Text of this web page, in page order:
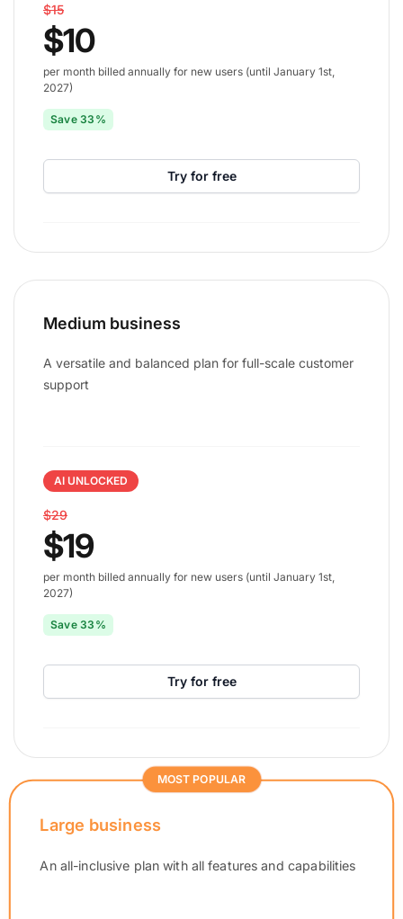
$15
$10
per month billed annually for new users (until January 1st,
2027)
Save 33%
Try for free
Medium business
A versatile and balanced plan for full-scale customer
support
AI UNLOCKED
$29
$19
per month billed annually for new users (until January 1st,
2027)
Save 33%
Try for free
MOST POPULAR
Large business
An all-inclusive plan with all features and capabilities